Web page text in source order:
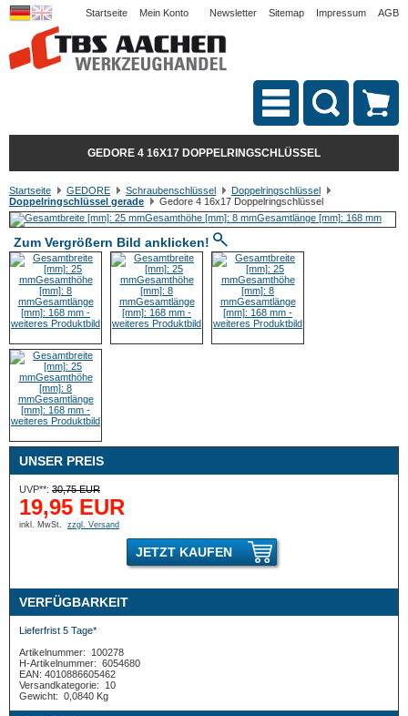
Startseite Mein Konto Newsletter Sitemap Impressum AGB
GEDORE 4 16X17 DOPPELRINGSCHLÜSSEL
Startseite GEDORE Schraubenschlüssel
Doppelringschlüssel
Doppelringschlüssel gerade
Gedore 4 16x17 Doppelringschlüssel
Zum Vergrößern Bild anklicken!
UNSER PREIS
UVP**: 30,75 EUR
19,95 EUR
inkl. MwSt. zzgl. Versand
JETZT KAUFEN
VERFÜGBARKEIT
Lieferfrist 5 Tage*
Artikelnummer:
100278
H-Artikelnummer: 6054680
EAN: 4010886605462
Versandkategorie:
10
Gewicht: 0,0840 Kg